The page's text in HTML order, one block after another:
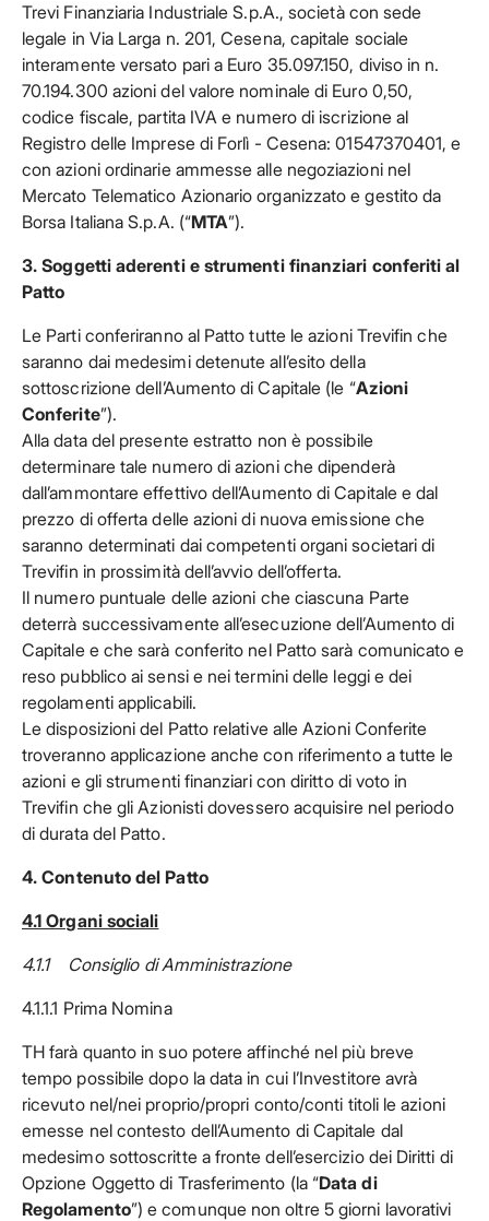
Trevi Finanziaria Industriale S.p.A., società con sede
legale in Via Larga n. 201, Cesena, capitale sociale
interamente versato pari a Euro 35.097.150, diviso in n.
70.194.300 azioni del valore nominale di Euro 0,50,
codice fiscale, partita IVA e numero di iscrizione al
Registro delle Imprese di Forlì - Cesena: 01547370401, e
con azioni ordinarie ammesse alle negoziazioni nel
Mercato Telematico Azionario organizzato e gestito da
Borsa Italiana S.p.A. (“MTA”).
3. Soggetti aderenti e strumenti finanziari conferiti al
Patto
Le Parti conferiranno al Patto tutte le azioni Trevifin che
saranno dai medesimi detenute all’esito della
sottoscrizione dell’Aumento di Capitale (le “Azioni
Conferite”).
Alla data del presente estratto non è possibile
determinare tale numero di azioni che dipenderà
dall’ammontare effettivo dell’Aumento di Capitale e dal
prezzo di offerta delle azioni di nuova emissione che
saranno determinati dai competenti organi societari di
Trevifin in prossimità dell’avvio dell’offerta.
Il numero puntuale delle azioni che ciascuna Parte
deterrà successivamente all’esecuzione dell’Aumento di
Capitale e che sarà conferito nel Patto sarà comunicato e
reso pubblico ai sensi e nei termini delle leggi e dei
regolamenti applicabili.
Le disposizioni del Patto relative alle Azioni Conferite
troveranno applicazione anche con riferimento a tutte le
azioni e gli strumenti finanziari con diritto di voto in
Trevifin che gli Azionisti dovessero acquisire nel periodo
di durata del Patto.
4. Contenuto del Patto
4.1 Organi sociali
4.1.1 Consiglio di Amministrazione
4.1.1.1 Prima Nomina
TH farà quanto in suo potere affinché nel più breve
tempo possibile dopo la data in cui l’Investitore avrà
ricevuto nel/nei proprio/propri conto/conti titoli le azioni
emesse nel contesto dell’Aumento di Capitale dal
medesimo sottoscritte a fronte dell’esercizio dei Diritti di
Opzione Oggetto di Trasferimento (la “Data di
Regolamento”) e comunque non oltre 5 giorni lavorativi